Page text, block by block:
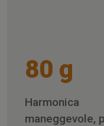
80 g
maneggevole,